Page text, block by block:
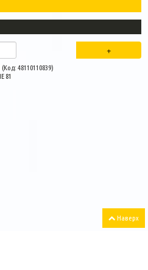
(Код:48110110839)
Наверх